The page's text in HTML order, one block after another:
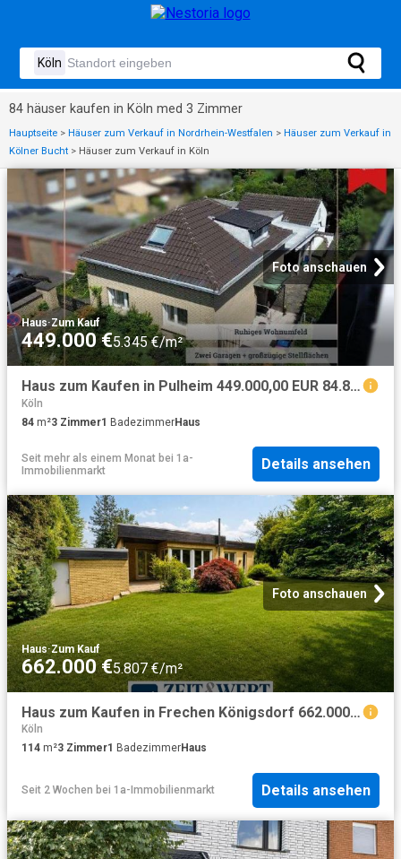
84 häuser kaufen in Köln med 3 Zimmer
Hauptseite > Häuser zum Verkauf in Nordrhein-Westfalen > Häuser zum Verkauf in
Kölner Bucht > Häuser zum Verkauf in Köln
Foto anschauen
Haus·Zum Kauf
449.000 €5.345 €/m²
Haus zum Kaufen in Pulheim 449.000,00 EUR 84.82 m²
Köln
84 m²3 Zimmer1 BadezimmerHaus
Seit mehr als einem Monat bei 1a-
Immobilienmarkt
Details ansehen
Foto anschauen
Haus·Zum Kauf
662.000 €5.807 €/m²
Haus zum Kaufen in Frechen Königsdorf 662.000,00 EUR 114 m²
Köln
114 m²3 Zimmer1 BadezimmerHaus
Seit 2 Wochen bei 1a-Immobilienmarkt Details ansehen